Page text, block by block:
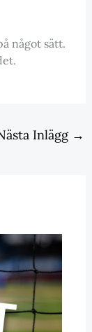
något sätt.
Inlägg →